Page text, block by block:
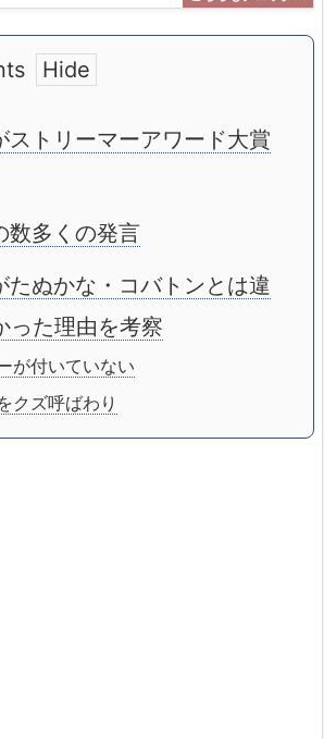
ストリーマーアワード大賞
数多くの発言
たぬかな・コバトンとは違
った理由を考察
が付いていない
クズ呼ばわり